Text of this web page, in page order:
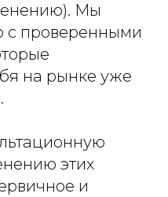
Мы
с проверенными
на рынке уже
этих
и